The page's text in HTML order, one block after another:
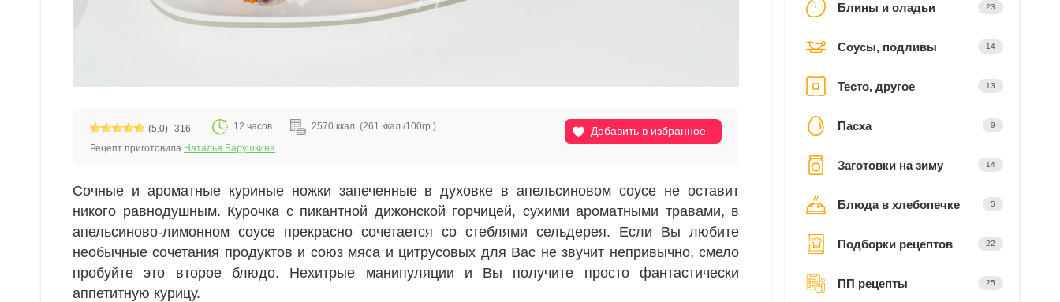
Добавить в избранное
(5.0) 316 12 часов
2570 ккал. (261 ккал./100гр.)
Рецепт приготовила Наталья Варушкина
Сочные и ароматные куриные ножки запеченные в духовке в апельсиновом соусе не оставит
никого равнодушным. Курочка с пикантной дижонской горчицей, сухими ароматными травами, в
апельсиново-лимонном соусе прекрасно сочетается со стеблями сельдерея. Если Вы любите
необычные сочетания продуктов и союз мяса и цитрусовых для Вас не звучит непривычно, смело
пробуйте это второе блюдо. Нехитрые манипуляции и Вы получите просто фантастически
аппетитную курицу.
Блины и оладьи 23
Соусы, подливы 14
Тесто, другое 13
Пасха 9
Заготовки на зиму 14
Блюда в хлебопечке 5
Подборки рецептов 22
ПП рецепты 25